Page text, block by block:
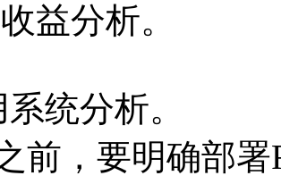
益分析。
统分析。
前，要明确部